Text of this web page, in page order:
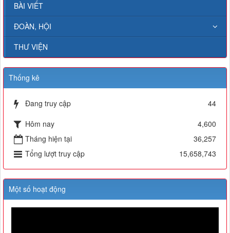
BÀI VIẾT
ĐOÀN, HỘI
THƯ VIỆN
Thống kê
Đang truy cập
44
Hôm nay
4,600
Tháng hiện tại
36,257
Tổng lượt truy cập
15,658,743
Một số hoạt động